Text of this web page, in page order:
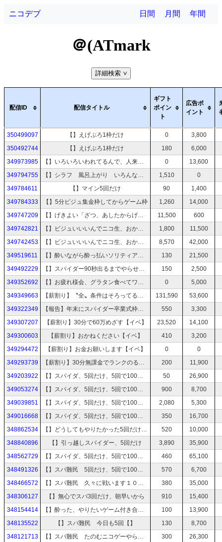
ニコデブ 日間 月間 年間
＠(ATmark
詳細検索 >
配信ID 配信タイトル
ギフト
ポイン
ト
広告ポ
イント
350499097 【】えげぶろ1枠だけ 0
3,800
350492744
【】えげぶろ1枠だけ 180
6,000
349973985
【】いろいろいわれてるんで、人来るまで 0
13,600
349794755
【】シラフ 風呂上がり いろんな噂の件 1,510
0
349784611
【】マイン5回だけ 90
1,400
349784333
【】5分ビジュ集金枠してからゲーム枠 1,260
14,000
349747209
【】げきよい「ざつ、あしたからげーむ5分 11,500
600
349742821
【】ビジュいいいんでニコ生、おかねください 1,800
11,500
349742453
【】ビジュいいいんでニコ生、おかねください 8,570
42,000
349519611
【】酔いながら酔っ払いソリティアけすわく 130
21,500
349492229
【】スパイダー90秒出るまでやらせて 5回だけ 150
2,500
349352692
【】お疲れ様会、グラタン食べてワイン飲んで寝る枠 0
5,000
349349663
【薪割り】〝全〟条件はそろってる１５０万出す枠【イベ】 131,590
53,600
349322349
【報告】年末にスパイダー卒業式枠とります【5回だけ】 550
3,300
349307207
【薪割り】30分で60万めざす【イベ】 23,520
14,100
349300603
【薪割り】おかねください【イベ】 410
3,200
349294472
【薪割り】お金お願いします【イベ】 0
0
349293739
【薪割り】30分無課金でランクのる枠【イベ】 200
11,900
349203922
【】スパイダ、5回だけ、5回で100いく【】 50
26,900
349053274
【】スパイダ、5回だけ、5回で100いく【】 900
8,700
349039851
【】スパイダ、5回だけ、5回で100いく【】 2,080
5,300
349016668
【】スパイダ、5回だけ、5回で100いく【】 350
16,700
348862534
【】どうしてもやりたかった5回だけ スパイダー 520
10,000
348840896
【】引っ越しスパイダー、5回だけ 3,890
35,900
348562729
【】スパイダ、5回だけ、5回で100いく【】 460
65,100
348491326
【】スパ難民 5回だけ、5回で100いく【】 570
6,700
348466572
【】スパ難民 久々に戦います１００秒の壁と【】 380
35,000
348306127
【】無心でスパ3回だけ、朝早いから 910
15,400
348154414
【】酔った、やりたいゲーム付き合って 100
13,900
348135522
【】スパ難民 今日も5回【】 130
8,700
348121713
【】スパ難民 たのむニコゲーやらせて5回【】 300
26,300